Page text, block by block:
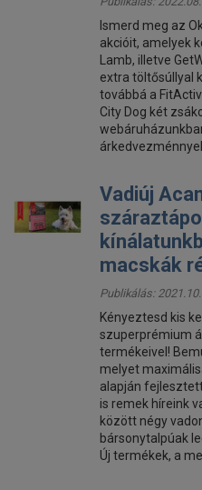
Ismerd meg az
akcióit, amelyek
Lamb, illetve
extra töltősúllyal
továbbá a
City Dog két
Vadiúj
macskák
Publikálás:
Kényeztesd kis
szuperprémium
termékeivel!
melyet
alapján
is remek híreink
között négy
bársonytalpúak
Új termékek, a